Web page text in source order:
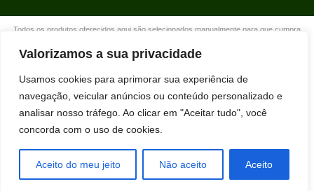
Valorizamos a sua privacidade
Usamos cookies para aprimorar sua experiência de
navegação, veicular anúncios ou conteúdo personalizado e
analisar nosso tráfego. Ao clicar em "Aceitar tudo", você
concorda com o uso de cookies.
Aceito do meu jeito Não aceito Aceito
Todos os produtos oferecidos aqui são selecionados manualmente para que cumpra
extraordinários para você que está realmente comprometido com sua mudança. Boas